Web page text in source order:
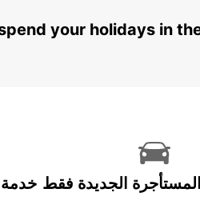
your holidays in
الجديدة فقط